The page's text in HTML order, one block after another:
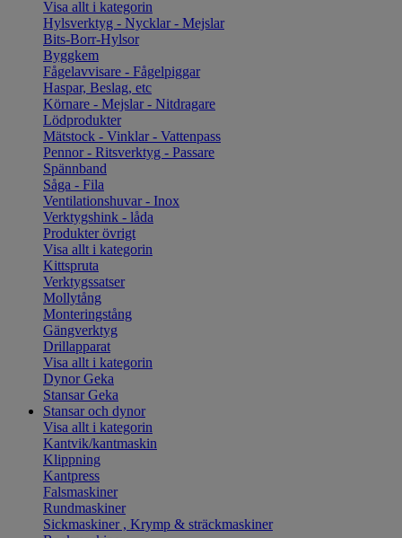
Visa allt i kategorin
Hylsverktyg - Nycklar - Mejslar
Bits-Borr-Hylsor
Byggkem
Fågelavvisare - Fågelpiggar
Haspar, Beslag, etc
Körnare - Mejslar - Nitdragare
Lödprodukter
Mätstock - Vinklar - Vattenpass
Pennor - Ritsverktyg - Passare
Spännband
Såga - Fila
Ventilationshuvar - Inox
Verktygshink - låda
Produkter övrigt
Visa allt i kategorin
Kittspruta
Verktygssatser
Mollytång
Monteringstång
Gängverktyg
Drillapparat
Visa allt i kategorin
Dynor Geka
Stansar Geka
Stansar och dynor
Visa allt i kategorin
Kantvik/kantmaskin
Klippning
Kantpress
Falsmaskiner
Rundmaskiner
Sickmaskiner , Krymp & sträckmaskiner